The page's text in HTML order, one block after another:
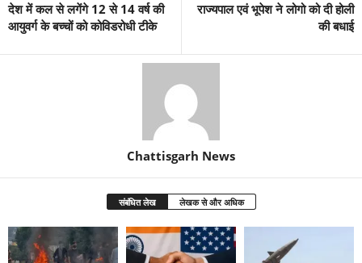
देश में कल से लगेंगे 12 से 14 वर्ष की
आयुवर्ग के बच्चों को कोविडरोधी टीके
राज्यपाल एवं भूपेश ने लोगो को दी होली
की बधाई
Chattisgarh News
संबंधित लेख लेखक से और अधिक